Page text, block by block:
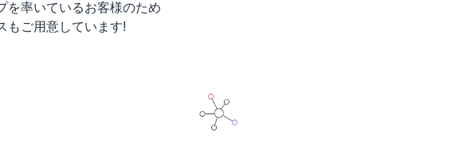
を率いているお客様のため
もご用意しています!